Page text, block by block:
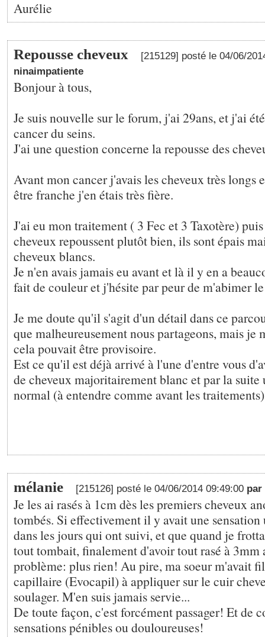
Aurélie
Repousse cheveux
[215129] posté le 04/06/
ninaimpatiente
Bonjour à tous,
Je suis nouvelle sur le forum, j'ai 29ans, et j'ai
cancer du seins.
J'ai une question concerne la repousse des
Avant mon cancer j'avais les cheveux très longs
être franche j'en étais très fière.
J'ai eu mon traitement ( 3 Fec et 3 Taxotère)
cheveux repoussent plutôt bien, ils sont épais
cheveux blancs.
Je n'en avais jamais eu avant et là il y en a
fait de couleur et j'hésite par peur de m'abimer
Je me doute qu'il s'agit d'un détail dans ce
que malheureusement nous partageons, mais je
cela pouvait être provisoire.
Est ce qu'il est déjà arrivé à l'une d'entre vous
de cheveux majoritairement blanc et par la suite
normal (à entendre comme avant les
mélanie [215126] posté le 04/06/2014 09:49:00 par
Je les ai rasés à 1cm dès les premiers cheveux
tombés. Si effectivement il y avait une
dans les jours qui ont suivi, et que quand je
tout tombait, finalement d'avoir tout rasé à 3mm
problème: plus rien! Au pire, ma soeur m'avait
capillaire (Evocapil) à appliquer sur le cuir
soulager. M'en suis jamais servie...
De toute façon, c'est forcément passager! Et de
sensations pénibles ou douloureuses!